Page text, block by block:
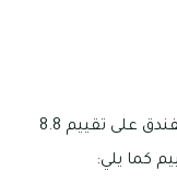
حسب تقييم موقع Booking فقد حصل الفندق على تقييم 8.8